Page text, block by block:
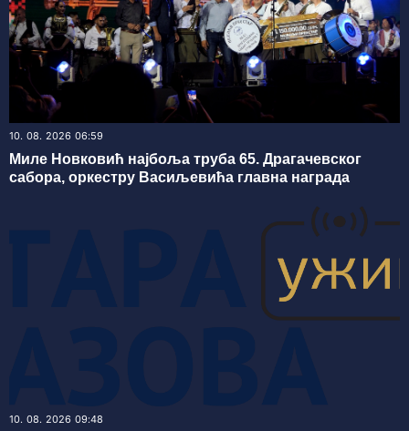
10. 08. 2026 06:59
Миле Новковић најбоља труба 65. Драгачевског
сабора, оркестру Васиљевића главна награда
10. 08. 2026 09:48